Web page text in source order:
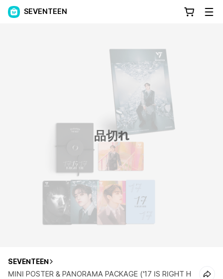
SEVENTEEN
品切れ
SEVENTEEN
MINI POSTER & PANORAMA PACKAGE ('17 IS RIGHT H